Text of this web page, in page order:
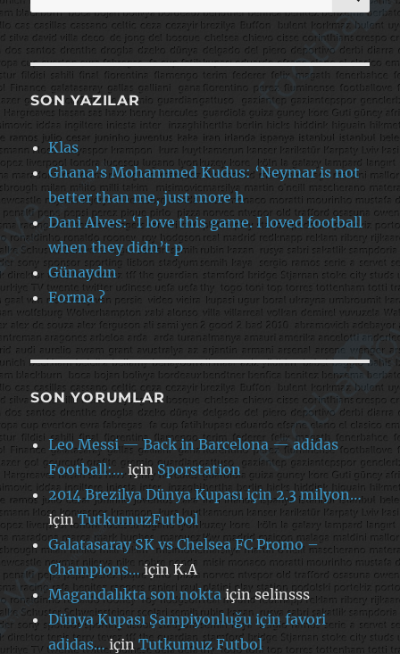
SON YAZILAR
Klas
Ghana’s Mohammed Kudus: ‘Neymar is not
better than me, just more h
Dani Alves: ‘I love this game. I loved football
when they didn’t p
Günaydın
Forma ?
SON YORUMLAR
Leo Messi — Back in Barcelona — adidas
Football:… için Sporstation
2014 Brezilya Dünya Kupası için 2.3 milyon…
içinTutkumuzFutbol
Galatasaray SK vs Chelsea FC Promo –
Champions…içinK.A
Magandalıkta son nokta içinselinsss
Dünya Kupası Şampiyonluğu için favori
adidas…içinTutkumuz Futbol